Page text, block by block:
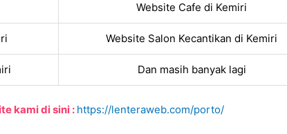
Website Cafe di Kemiri
Website Salon Kecantikan di Kemiri
Dan masih banyak lagi
kami di sini : https://lenteraweb.com/porto/